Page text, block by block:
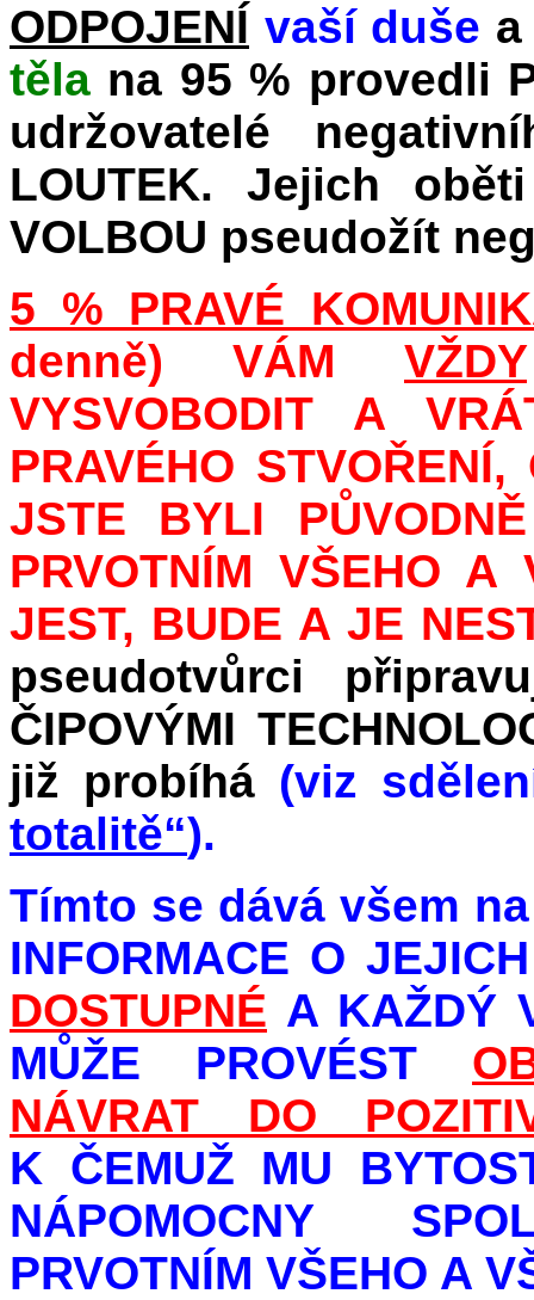
ODPOJENÍ vaší duše a
těla na 95 % provedli
udržovatelé
LOUTEK. Jejich
VOLBOU pseudožít
5 % PRAVÉ
denně) VÁM VŽDY
VYSVOBODIT A
PRAVÉHO
JSTE BYLI
PRVOTNÍM VŠEHO A
JEST, BUDE A JE
pseudotvůrci
ČIPOVÝMI
již probíhá (viz
totalitě“).
Tímto se dává všem
INFORMACE O
DOSTUPNÉ A KAŽDÝ
MŮŽE PROVÉST
NÁVRAT DO
K ČEMUŽ MU
NÁPOMOCNY
PRVOTNÍM VŠEHO A